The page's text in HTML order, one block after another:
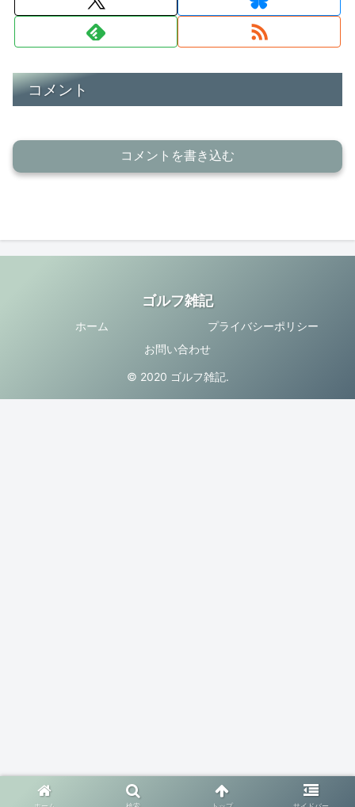
コメント
コメントを書き込む
ゴルフ雑記
ホーム
プライバシーポリシー
お問い合わせ
© 2020 ゴルフ雑記.